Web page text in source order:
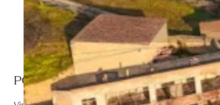
PONT DEL FERROCARRIL